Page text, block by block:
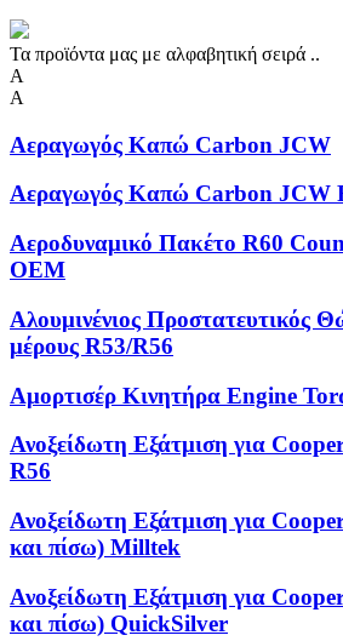
Τα προϊόντα μας με αλφαβητική σειρά ..
Α
Α
Αεραγωγός Καπώ Carbon JCW
Αεραγωγός Καπώ Carbon JCW
Αεροδυναμικό Πακέτο R60
OEM
Αλουμινένιος Προστατευτικός
μέρους R53/R56
Αμορτισέρ Κινητήρα Engine
Ανοξείδωτη Eξάτμιση για
R56
Ανοξείδωτη Εξάτμιση για
και πίσω) Milltek
Ανοξείδωτη Εξάτμιση για
και πίσω) QuickSilver